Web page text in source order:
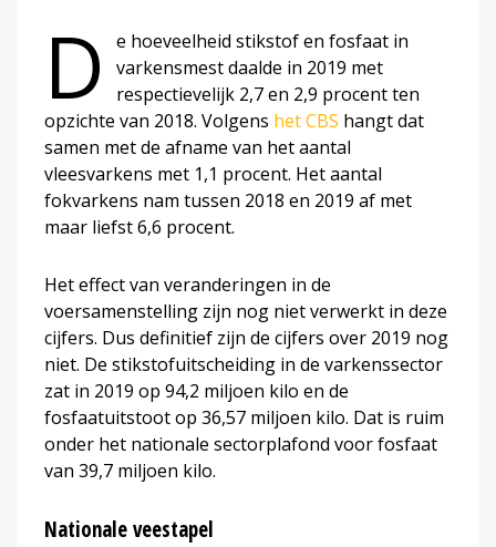
D
e hoeveelheid stikstof en fosfaat in
varkensmest daalde in 2019 met
respectievelijk 2,7 en 2,9 procent ten
opzichte van 2018. Volgens het CBS hangt dat
samen met de afname van het aantal
vleesvarkens met 1,1 procent. Het aantal
fokvarkens nam tussen 2018 en 2019 af met
maar liefst 6,6 procent.
Het effect van veranderingen in de
voersamenstelling zijn nog niet verwerkt in deze
cijfers. Dus definitief zijn de cijfers over 2019 nog
niet. De stikstofuitscheiding in de varkenssector
zat in 2019 op 94,2 miljoen kilo en de
fosfaatuitstoot op 36,57 miljoen kilo. Dat is ruim
onder het nationale sectorplafond voor fosfaat
van 39,7 miljoen kilo.
Nationale veestapel